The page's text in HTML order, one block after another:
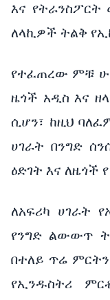
እና
ለላኪዎች ትልቅ
የተፈጠረው ምቹ
ዜጎች አዲስ እና
ሲሆን፣ ከዚህ
ሀገራት በንግድ
ዕድገት እና ለዜጎች
ለአፍሪካ ሀገራት
የንግድ ልውውጥ
በተለይ ጥሬ
የኢንዱስትሪ